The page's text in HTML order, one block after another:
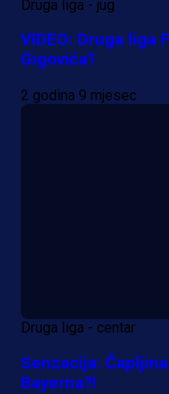
Druga liga - jug
VIDEO: Druga liga
Gigovića'!
2 godina 9 mjesec
Druga liga - centar
Senzacija:
Bayerna?!